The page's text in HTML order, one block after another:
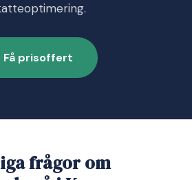
Få prisoffert
frågor om